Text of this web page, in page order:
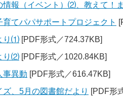
情報（イベント）⑵、教えて！
育てパパサポートプロジェクト
り⑴ [PDF形式／724.37KB]
り⑵ [PDF形式／1020.84KB]
事異動 [PDF形式／616.47KB]
ズ、5月の図書館だより [PDF形